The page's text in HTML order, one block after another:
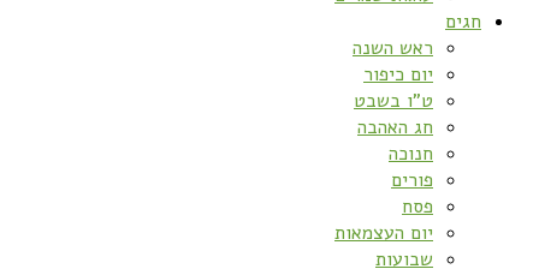
חגים
ראש השנה
יום כיפור
ט”ו בשבט
חג האהבה
חנוכה
פורים
פסח
יום העצמאות
שבועות